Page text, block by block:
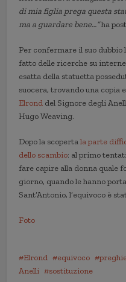
di mia figlia prega questa
ma a guardare bene…”ha
Per confermare il suo dubbio
fatto delle ricerche su
esatta della statuetta
suocera, trovando una copia
Elrond del Signore degli
Hugo Weaving.
Dopo la scopertala parte
dello scambio: al primo
fare capire alla donna quale
giorno, quando le hanno
Sant’Antonio, l’equivoco è
Foto
Elrond equivoco
Anelli
sostituzione